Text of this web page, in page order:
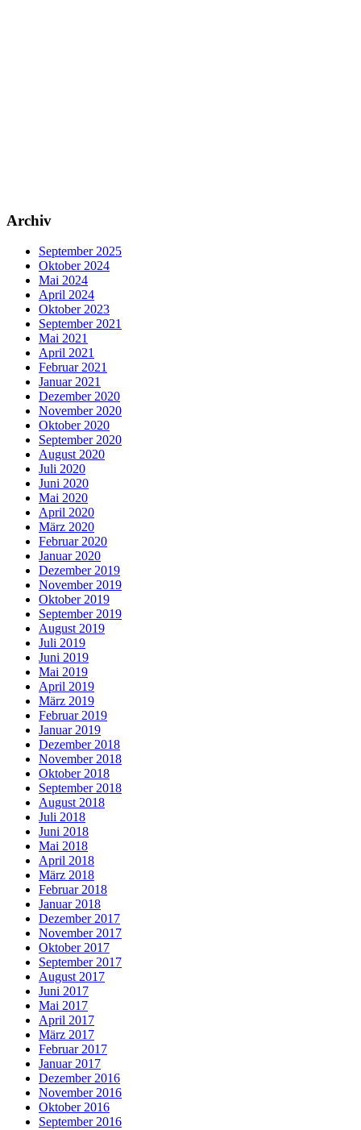
Archiv
September 2025
Oktober 2024
Mai 2024
April 2024
Oktober 2023
September 2021
Mai 2021
April 2021
Februar 2021
Januar 2021
Dezember 2020
November 2020
Oktober 2020
September 2020
August 2020
Juli 2020
Juni 2020
Mai 2020
April 2020
März 2020
Februar 2020
Januar 2020
Dezember 2019
November 2019
Oktober 2019
September 2019
August 2019
Juli 2019
Juni 2019
Mai 2019
April 2019
März 2019
Februar 2019
Januar 2019
Dezember 2018
November 2018
Oktober 2018
September 2018
August 2018
Juli 2018
Juni 2018
Mai 2018
April 2018
März 2018
Februar 2018
Januar 2018
Dezember 2017
November 2017
Oktober 2017
September 2017
August 2017
Juni 2017
Mai 2017
April 2017
März 2017
Februar 2017
Januar 2017
Dezember 2016
November 2016
Oktober 2016
September 2016